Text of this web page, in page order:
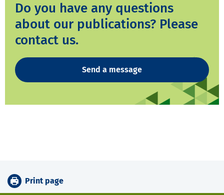
Do you have any questions
about our publications? Please
contact us.
Send a message
Print page